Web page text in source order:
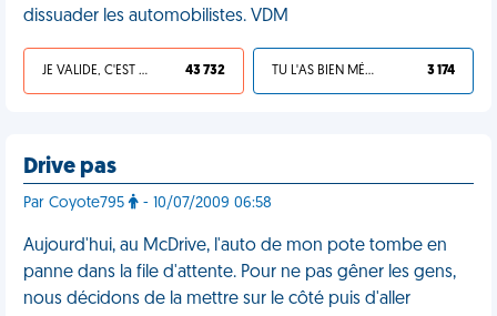
dissuader les automobilistes. VDM
JE VALIDE, C'EST UNE VDM 43 732 TU L'AS BIEN MÉRITÉ 3 174
Drive pas
Par Coyote795 - 10/07/2009 06:58
Aujourd'hui, au McDrive, l'auto de mon pote tombe en
panne dans la file d'attente. Pour ne pas gêner les gens,
nous décidons de la mettre sur le côté puis d'aller